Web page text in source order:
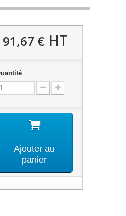
€HT
Ajouter au
panier